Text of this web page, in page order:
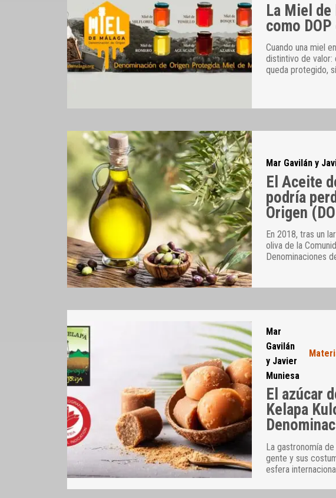
La Miel
como
Cuando una miel
distintivo de valor:
queda protegido,
Mar Gavilán y
El Aceite
podría
Origen
En 2018, tras un
oliva de la
Denominaciones
Mar
Gavilán
y Javier
Muniesa
El azúcar
Kelapa
La gastronomía
gente y sus
esfera